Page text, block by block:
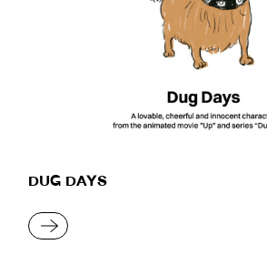
DUG DAYS
READ MORE